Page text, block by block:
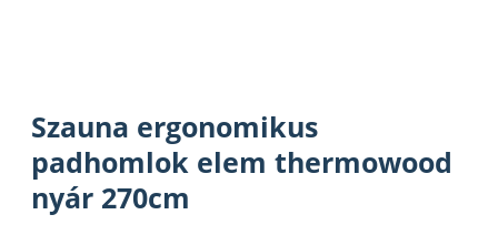
Szauna ergonomikus
padhomlok elem thermowood
nyár 270cm